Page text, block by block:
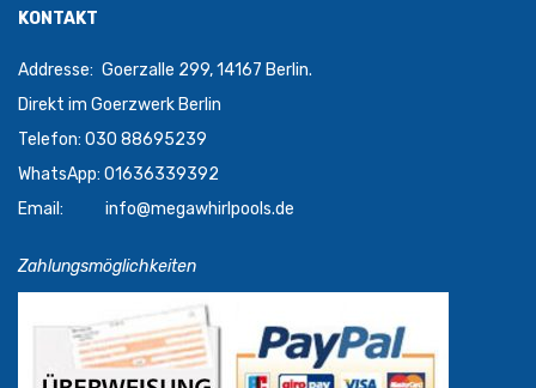
KONTAKT
Addresse: Goerzalle 299, 14167 Berlin.
Direkt im Goerzwerk Berlin
Telefon: 030 88695239
WhatsApp: 01636339392
Email:
info@megawhirlpools.de
Zahlungsmöglichkeiten